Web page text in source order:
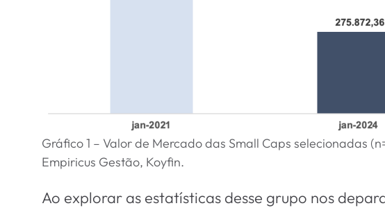
Gráfico 1 – Valor de Mercado das Small Caps selecionadas
Empiricus Gestão, Koyfin.
Ao explorar as estatísticas desse grupo nos